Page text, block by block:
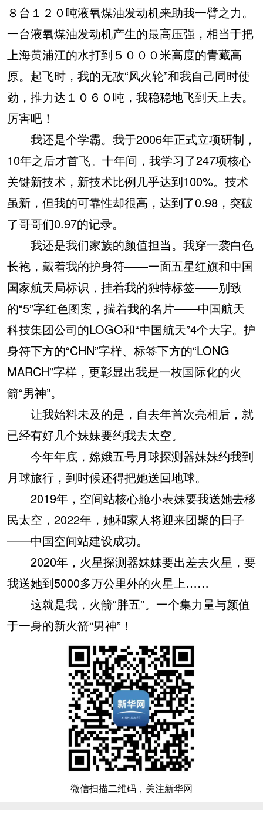
８台１２０吨液氧煤油发动机来助我一臂之力。
一台液氧煤油发动机产生的最高压强，相当于把
上海黄浦江的水打到５０００米高度的青藏高
原。起飞时，我的无敌“风火轮”和我自己同时使
劲，推力达１０６０吨，我稳稳地飞到天上去。
厉害吧！
我还是个学霸。我于2006年正式立项研制，
10年之后才首飞。十年间，我学习了247项核心
关键新技术，新技术比例几乎达到100%。技术
虽新，但我的可靠性却很高，达到了0.98，突破
了哥哥们0.97的记录。
我还是我们家族的颜值担当。我穿一袭白色
长袍，戴着我的护身符——一面五星红旗和中国
国家航天局标识，挂着我的独特标签——别致
的“5”字红色图案，揣着我的名片——中国航天
科技集团公司的LOGO和“中国航天”4个大字。护
身符下方的“CHN”字样、标签下方的“LONG
MARCH”字样，更彰显出我是一枚国际化的火
箭“男神”。
让我始料未及的是，自去年首次亮相后，就
已经有好几个妹妹要约我去太空。
今年年底，嫦娥五号月球探测器妹妹约我到
月球旅行，到时候还得把她送回地球。
2019年，空间站核心舱小表妹要我送她去移
民太空，2022年，她和家人将迎来团聚的日子
——中国空间站建设成功。
2020年，火星探测器妹妹要出差去火星，要
我送她到5000多万公里外的火星上……
这就是我，火箭“胖五”。一个集力量与颜值
于一身的新火箭“男神”！
微信扫描二维码，关注新华网